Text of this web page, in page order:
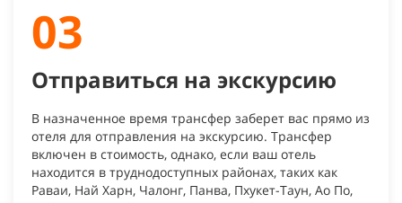
03
Отправиться на экскурсию
В назначенное время трансфер заберет вас прямо из
отеля для отправления на экскурсию. Трансфер
включен в стоимость, однако, если ваш отель
находится в труднодоступных районах, таких как
Раваи, Най Харн, Чалонг, Панва, Пхукет-Таун, Ао По,